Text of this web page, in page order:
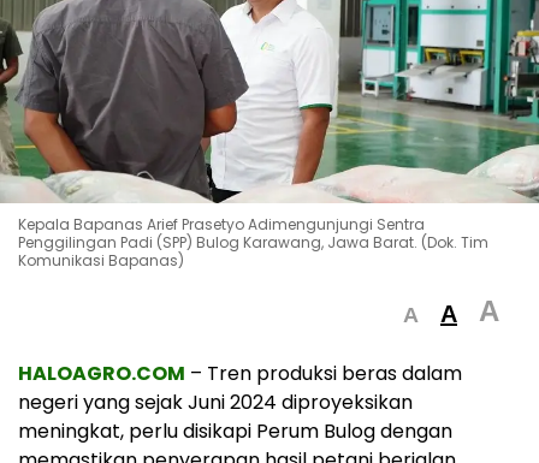
Kepala Bapanas Arief Prasetyo Adimengunjungi Sentra
Penggilingan Padi (SPP) Bulog Karawang, Jawa Barat. (Dok. Tim
Komunikasi Bapanas)
A A A
HALOAGRO.COM – Tren produksi beras dalam
negeri yang sejak Juni 2024 diproyeksikan
meningkat, perlu disikapi Perum Bulog dengan